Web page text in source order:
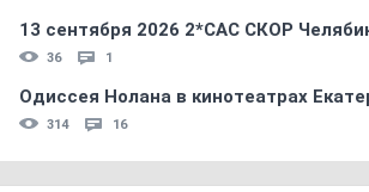
13 сентября 2026 2*CAC СКОР
36 1
Одиссея Нолана в кинотеатрах
314 16